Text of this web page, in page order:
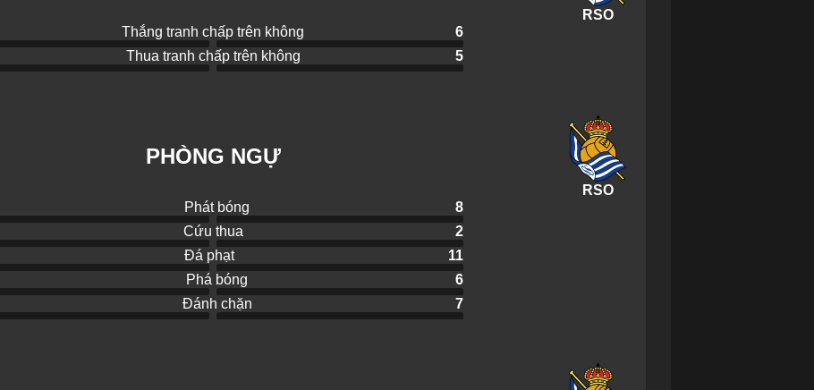
RSO
Thắng tranh chấp trên không
6
Thua tranh chấp trên không 5
PHÒNG NGỰ
RSO
Phát bóng
8
Cứu thua
2
Đá phạt
11
Phá bóng
6
Đánh chặn 7